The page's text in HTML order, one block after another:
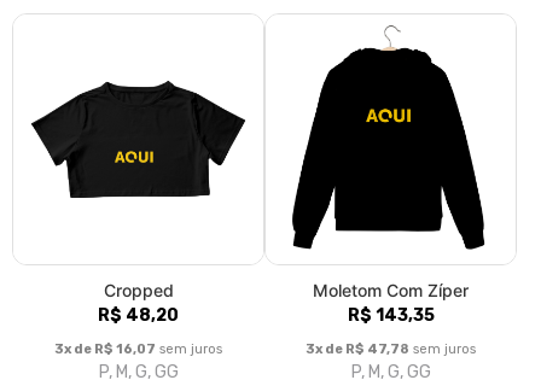
Cropped
R$ 48,20
3x de R$ 16,07 sem juros
P, M, G, GG
Moletom Com Zíper
R$ 143,35
3x de R$ 47,78 sem juros
P, M, G, GG